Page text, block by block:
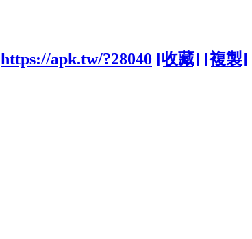
https://apk.tw/?28040 [收藏] [複製]